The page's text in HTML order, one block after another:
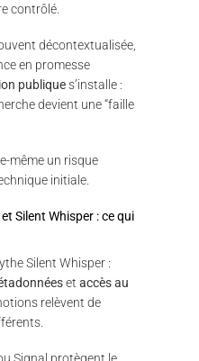
contrôlé.
décontextualisée,
en promesse
publiques’installe :
devient une “faille
même un risque
initiale.
Silent Whisper : ce qui
Silent Whisper :
et accès au
relèvent de